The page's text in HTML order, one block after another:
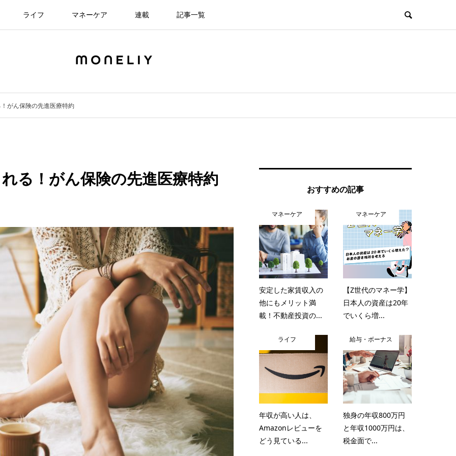
ライフ マネーケア 連載 記事一覧
がん保険の先進医療特約
る！がん保険の先進医療特約
おすすめの記事
マネーケア
安定した家賃収入の
他にもメリット満
載！不動産投資の...
マネーケア
【Z世代のマネー学】
日本人の資産は20年
でいくら増...
ライフ
年収が高い人は、
Amazonレビューを
どう見ている...
給与・ボーナス
独身の年収800万円
と年収1000万円は、
税金面で...